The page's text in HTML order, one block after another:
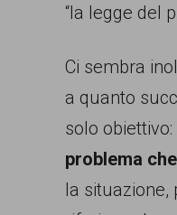
tutti.
“la legge del
Ci sembra
a quanto
solo
problema
la situazione,